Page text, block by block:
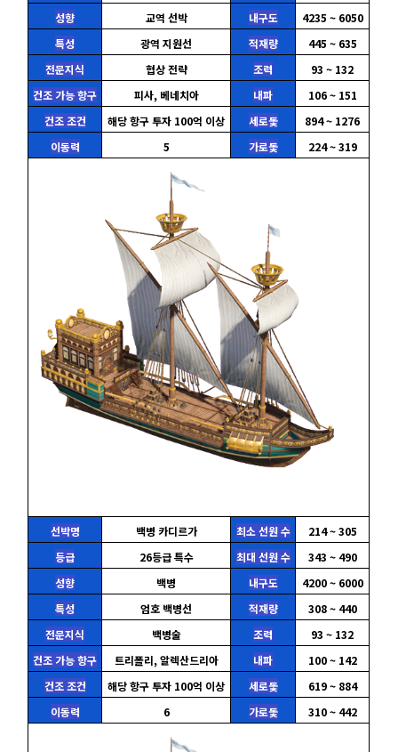
성향
교역 선박 내구도
4235 ~ 6050
특성
광역 지원선 적재량
445 ~ 635
전문지식
협상 전략 조력
93 ~ 132
건조 가능 항구
피사, 베네치아 내파
106 ~ 151
건조 조건
해당 항구 투자 100억 이상 세로돛
894 ~ 1276
이동력
5 가로돛 224 ~ 319
선박명 백병 카디르가 최소 선원 수
214 ~ 305
등급
26등급 특수 최대 선원 수
343 ~ 490
성향
백병 내구도
4200 ~ 6000
특성
엄호 백병선 적재량
308 ~ 440
전문지식
백병술 조력
93 ~ 132
건조 가능 항구
트리폴리, 알렉산드리아 내파
100 ~ 142
건조 조건
해당 항구 투자 100억 이상 세로돛
619 ~ 884
이동력
6 가로돛 310 ~ 442